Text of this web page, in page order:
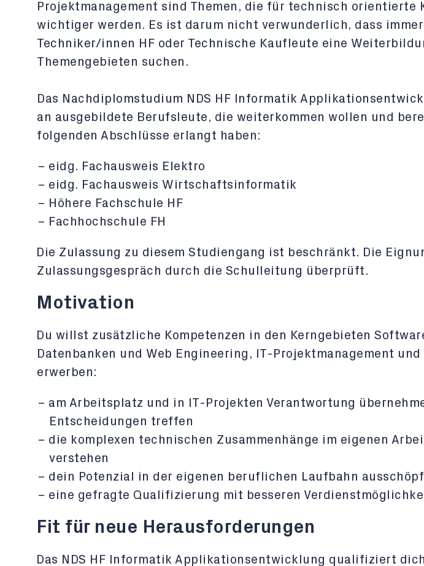
Projektmanagement sind Themen, die für technisch orientierte
wichtiger werden. Es ist darum nicht verwunderlich, dass
Techniker/innen HF oder Technische Kaufleute eine
Themengebieten suchen.
Das Nachdiplomstudium NDS HF Informatik
an ausgebildete Berufsleute, die weiterkommen wollen und
folgenden Abschlüsse erlangt haben:
eidg. Fachausweis Elektro
eidg. Fachausweis Wirtschaftsinformatik
Höhere Fachschule HF
Fachhochschule FH
Die Zulassung zu diesem Studiengang ist beschränkt. Die
Zulassungsgespräch durch die Schulleitung überprüft.
Motivation
Du willst zusätzliche Kompetenzen in den Kerngebieten
Datenbanken und Web Engineering, IT-Projektmanagement
erwerben:
am Arbeitsplatz und in IT-Projekten Verantwortung
Entscheidungen treffen
die komplexen technischen Zusammenhänge im eigenen
verstehen
dein Potenzial in der eigenen beruflichen Laufbahn
eine gefragte Qualifizierung mit besseren
Fit für neue Herausforderungen
Das NDS HF Informatik Applikationsentwicklung qualifiziert